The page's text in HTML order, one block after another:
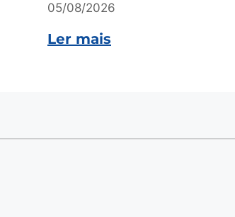
05/08/2026
Ler mais